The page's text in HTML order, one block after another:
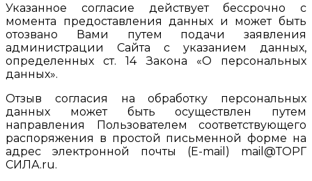
Указанное согласие действует бессрочно с
момента предоставления данных и может быть
отозвано Вами путем подачи заявления
администрации Сайта с указанием данных,
определенных ст. 14 Закона «О персональных
данных».
Отзыв согласия на обработку персональных
данных может быть осуществлен путем
направления Пользователем соответствующего
распоряжения в простой письменной форме на
адрес электронной почты (E-mail) mail@ТОРГ
СИЛА.ru.